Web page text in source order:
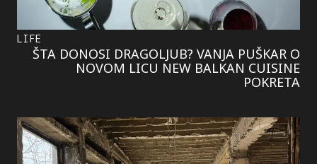
LIFE
ŠTA DONOSI DRAGOLJUB? VANJA PUŠKAR O
NOVOM LICU NEW BALKAN CUISINE
POKRETA